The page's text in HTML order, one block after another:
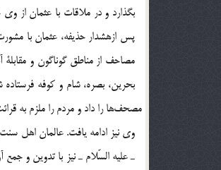
بگذارد و در ملاقات با عثمان از
وي نيز ادامه يافت. عالمان اهل